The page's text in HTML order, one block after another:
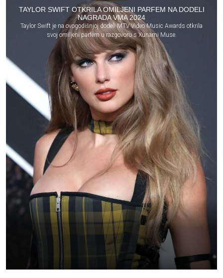
TAYLOR SWIFT OTKRILA OMILJENI PARFEM NA DODELI
NAGRADA VMA 2024
Taylor Swift je na ovogodišnjoj dodeli MTV Video Music Awards otkrila
svoj omiljeni parfem u razgovoru s Xunami Muse.